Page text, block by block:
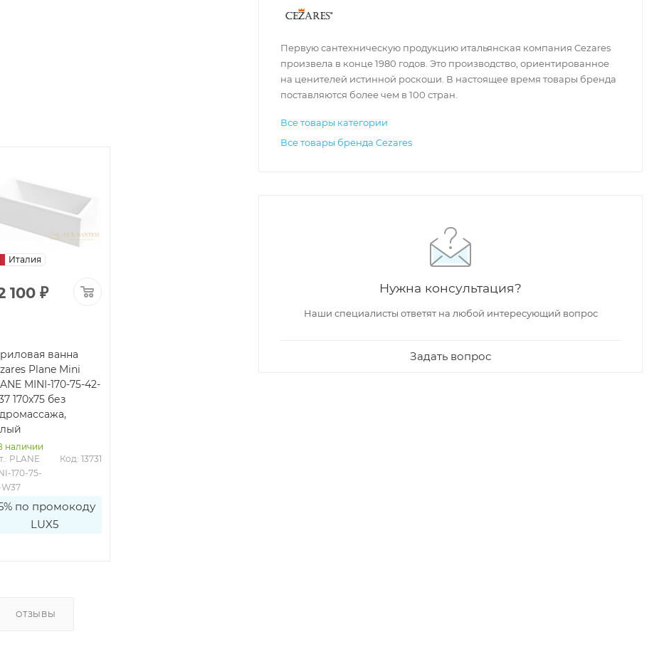
Италия
100 ₽
ванна
Plane Mini
MINI-170-75-42-
170x75 без
наличии
PLANE
170-75-
Код: 13731
по промокоду
LUX5
ОТЗЫВЫ
Первую сантехническую продукцию итальянская компания Cezares
произвела в конце 1980 годов. Это производство, ориентированное
на ценителей истинной роскоши. В настоящее время товары бренда
поставляются более чем в 100 стран.
Все товары категории
Все товары бренда Cezares
Нужна консультация?
Наши специалисты ответят на любой интересующий вопрос
Задать вопрос